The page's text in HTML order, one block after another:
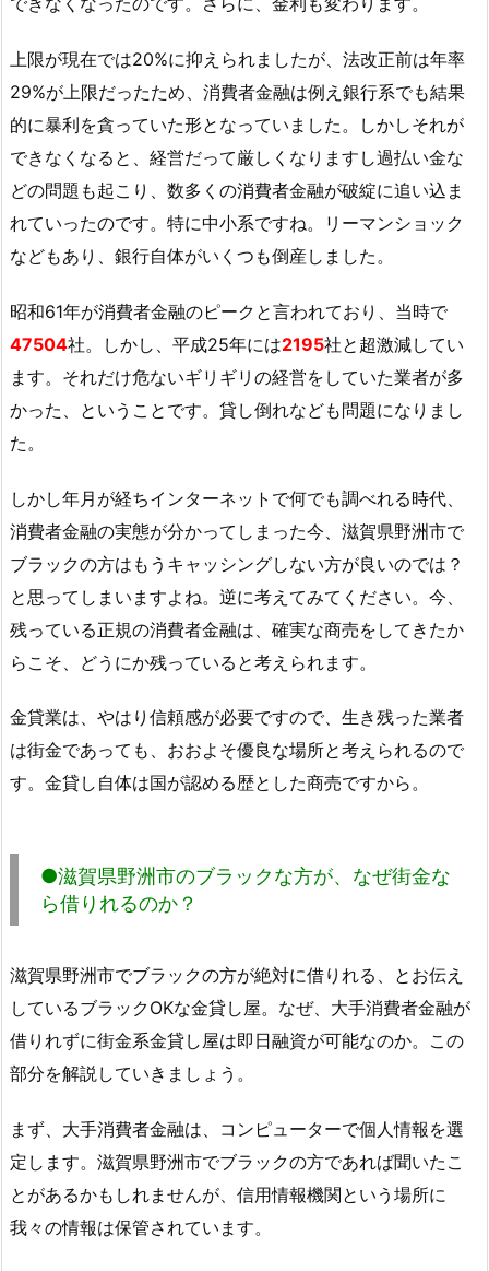
上限が現在では20%に抑えられましたが、法改正前は年率
29%が上限だったため、消費者金融は例え銀行系でも結果
的に暴利を貪っていた形となっていました。しかしそれが
できなくなると、経営だって厳しくなりますし過払い金な
どの問題も起こり、数多くの消費者金融が破綻に追い込ま
れていったのです。特に中小系ですね。リーマンショック
などもあり、銀行自体がいくつも倒産しました。
昭和61年が消費者金融のピークと言われており、当時で
47504社。しかし、平成25年には2195社と超激減してい
ます。それだけ危ないギリギリの経営をしていた業者が多
かった、ということです。貸し倒れなども問題になりまし
た。
しかし年月が経ちインターネットで何でも調べれる時代、
消費者金融の実態が分かってしまった今、滋賀県野洲市で
ブラックの方はもうキャッシングしない方が良いのでは？
と思ってしまいますよね。逆に考えてみてください。今、
残っている正規の消費者金融は、確実な商売をしてきたか
らこそ、どうにか残っていると考えられます。
金貸業は、やはり信頼感が必要ですので、生き残った業者
は街金であっても、おおよそ優良な場所と考えられるので
す。金貸し自体は国が認める歴とした商売ですから。
●滋賀県野洲市のブラックな方が、なぜ街金な
ら借りれるのか？
滋賀県野洲市でブラックの方が絶対に借りれる、とお伝え
しているブラックOKな金貸し屋。なぜ、大手消費者金融が
借りれずに街金系金貸し屋は即日融資が可能なのか。この
部分を解説していきましょう。
まず、大手消費者金融は、コンピューターで個人情報を選
定します。滋賀県野洲市でブラックの方であれば聞いたこ
とがあるかもしれませんが、信用情報機関という場所に
我々の情報は保管されています。